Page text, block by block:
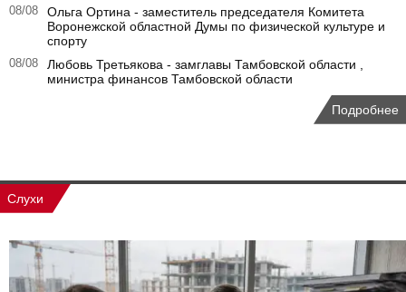
08/08
Ольга Ортина - заместитель председателя Комитета
Воронежской областной Думы по физической культуре и
спорту
08/08
Любовь Третьякова - замглавы Тамбовской области ,
министра финансов Тамбовской области
Подробнее
Слухи